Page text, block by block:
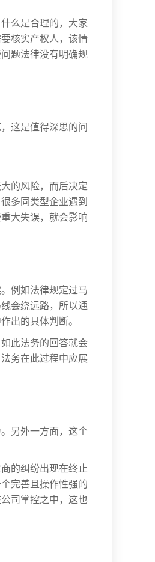
么是合理的，大家
核实产权人，该情
题法律没有明确规
这是值得深思的问
的风险，而后决定
多同类型企业遇到
大失误，就会影响
例如法律规定过马
会绕远路，所以通
出的具体判断。
此法务的回答就会
务在此过程中应展
另外一方面，这个
的纠纷出现在终止
完善且操作性强的
司掌控之中，这也